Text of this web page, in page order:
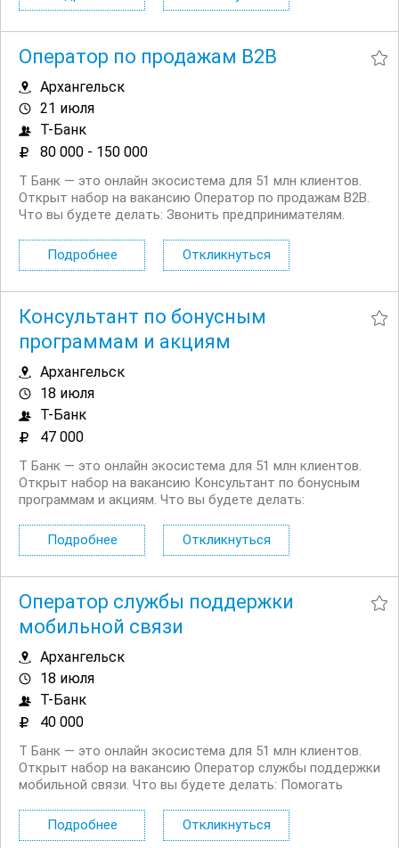
сотрудников с перспективой роста....
Оператор по продажам B2B
Архангельск
21 июля
Т-Банк
80 000 - 150 000
Т Банк — это онлайн экосистема для 51 млн клиентов.
Открыт набор на вакансию Оператор по продажам B2B.
Что вы будете делать: Звонить предпринимателям.
потребности клиентов и подбирать нужные услуги. Мы
действительно пытаемся помочь и быть...
Подробнее Откликнуться
Консультант по бонусным
программам и акциям
Архангельск
18 июля
Т-Банк
47 000
Т Банк — это онлайн экосистема для 51 млн клиентов.
Открыт набор на вакансию Консультант по бонусным
программам и акциям. Что вы будете делать:
использования кэшбэка, бонусов и участия в акциях
Помогать разобраться в условиях...
Подробнее Откликнуться
Оператор службы поддержки
мобильной связи
Архангельск
18 июля
Т-Банк
40 000
Т Банк — это онлайн экосистема для 51 млн клиентов.
Открыт набор на вакансию Оператор службы поддержки
мобильной связи. Что вы будете делать: Помогать
использования мобильной связи Помогать с
настройками мобильной связи ...
Подробнее Откликнуться